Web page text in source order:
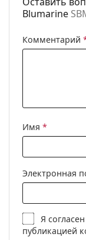
Blumarine
Комментарий
Имя *
Электронная
Я
публикацией